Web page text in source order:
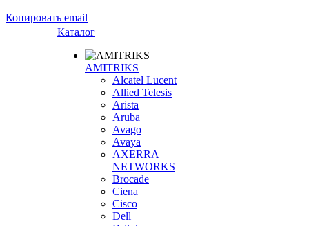
Копировать email
Каталог
AMITRIKS
Alcatel Lucent
Allied Telesis
Arista
Aruba
Avago
Avaya
AXERRA
NETWORKS
Brocade
Ciena
Cisco
Dell